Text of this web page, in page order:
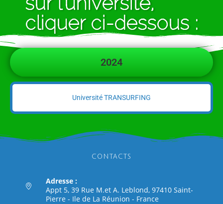
cliquer ci-dessous :
2024
Université TRANSURFING
CONTACTS
Adresse :
Appt 5, 39 Rue M.et A. Leblond, 97410 Saint-
Pierre - Ile de La Réunion - France